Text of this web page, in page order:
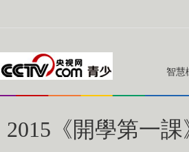
智慧
2015《開學第一